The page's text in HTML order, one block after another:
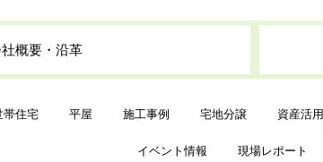
概要・沿革
帯住宅 平屋 施工事例 宅地分譲 資産活用
イベント情報 現場レポート